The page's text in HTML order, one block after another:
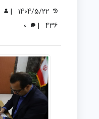
1404/5/22
|
436
|